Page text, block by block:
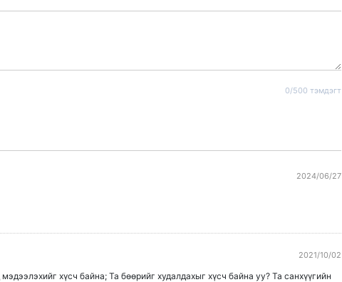
0/500 тэмдэгт
2024/06/27
2021/10/02
хүсч байна; Та бөөрийг худалдахыг хүсч байна уу? Та санхүүгийн